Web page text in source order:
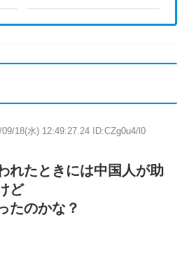
09/18(水) 12:49:27.24 ID:CZg0u4/l0
れたときには中国人が助
ど
たのかな？